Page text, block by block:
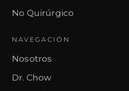
No Quirúrgico
NAVEGACIÓN
Nosotros
Dr. Chow